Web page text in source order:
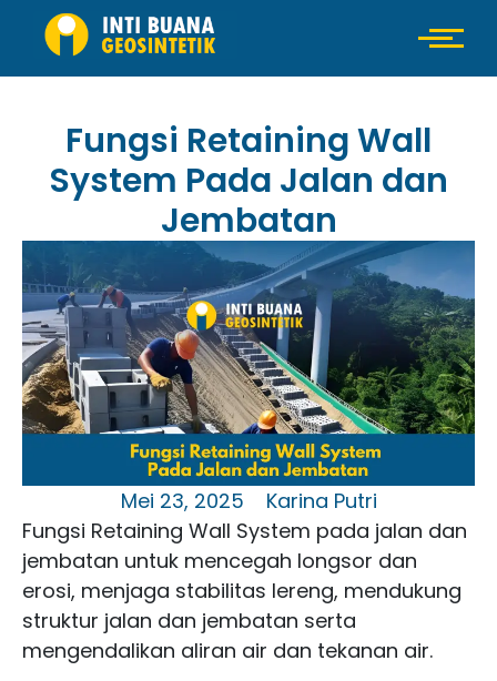
Fungsi Retaining Wall
System Pada Jalan dan
Jembatan
Mei 23, 2025
Karina Putri
Fungsi Retaining Wall System pada jalan dan
jembatan untuk mencegah longsor dan
erosi, menjaga stabilitas lereng, mendukung
struktur jalan dan jembatan serta
mengendalikan aliran air dan tekanan air.